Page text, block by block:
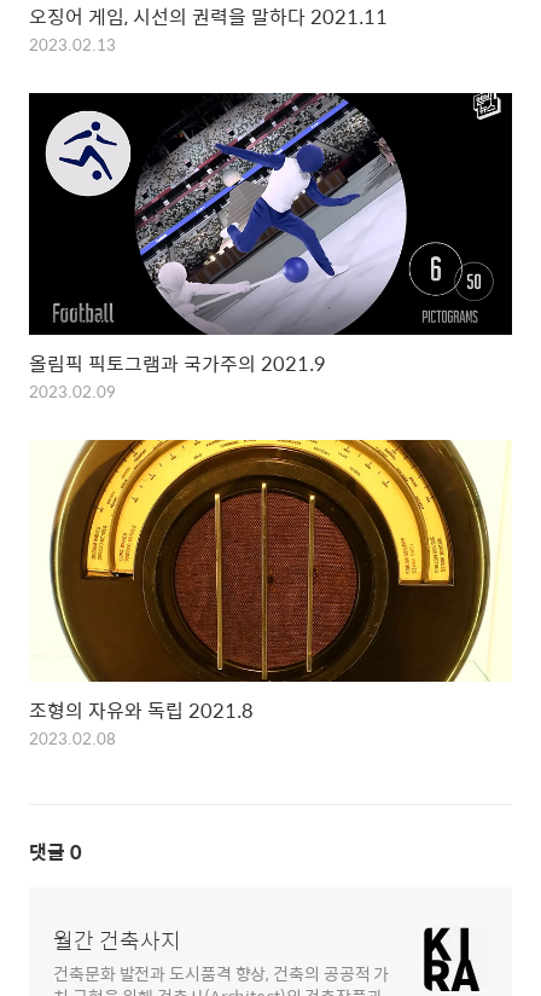
오징어 게임, 시선의 권력을 말하다 2021.11
2023.02.13
올림픽 픽토그램과 국가주의 2021.9
2023.02.09
조형의 자유와 독립 2021.8
2023.02.08
댓글 0
월간 건축사지
건축문화 발전과 도시품격 향상, 건축의 공공적 가